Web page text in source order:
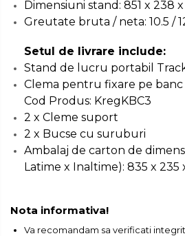
Dimensiuni stand: 851 x 238
Greutate bruta / neta: 10.5 /
Setul de livrare include:
Stand de lucru portabil
Clema pentru fixare pe
Cod Produs: KregKBC3
2 x Cleme suport
2 x Bucse cu suruburi
Ambalaj de carton de
Latime x Inaltime): 835 x 235
Nota informativa!
Va recomandam sa verificati